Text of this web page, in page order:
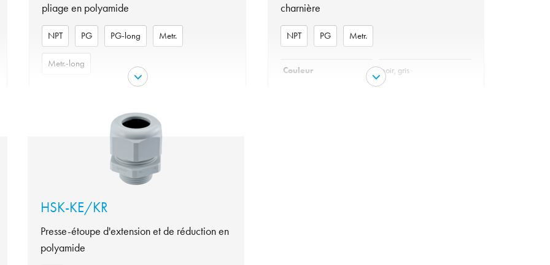
pliage en polyamide
NPT PG PG-long Metr.
Metr.-long
Polyamide
NPT, PG, PG-long, Metr.,
Metr.-long
NBR
Protection
Tenue en température
de -40°C à +100°C
charnière
NPT PG Metr.
Couleur
noir, gris
HSK-KE/KR
Presse-étoupe d'extension et de réduction en
polyamide